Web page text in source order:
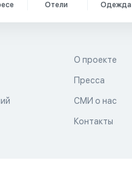
Отели Одежда
О проекте
Пресса
СМИ о нас
Контакты